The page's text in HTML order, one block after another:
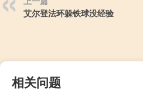
艾尔登法环躲铁球没经验
相关问题